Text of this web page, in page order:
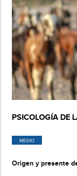
PSICOLOGÍA DE
MEDIO
Origen y presente